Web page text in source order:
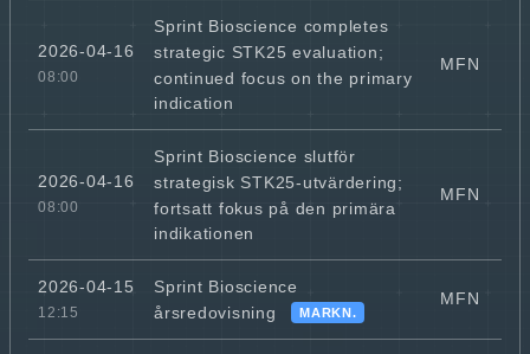
2026-04-16
08:00
Sprint Bioscience completes
strategic STK25 evaluation;
continued focus on the primary
indication
MFN
2026-04-16
08:00
Sprint Bioscience slutför
strategisk STK25-utvärdering;
fortsatt fokus på den primära
indikationen
MFN
2026-04-15
12:15
Sprint Bioscience
årsredovisning
MARKN.
MFN